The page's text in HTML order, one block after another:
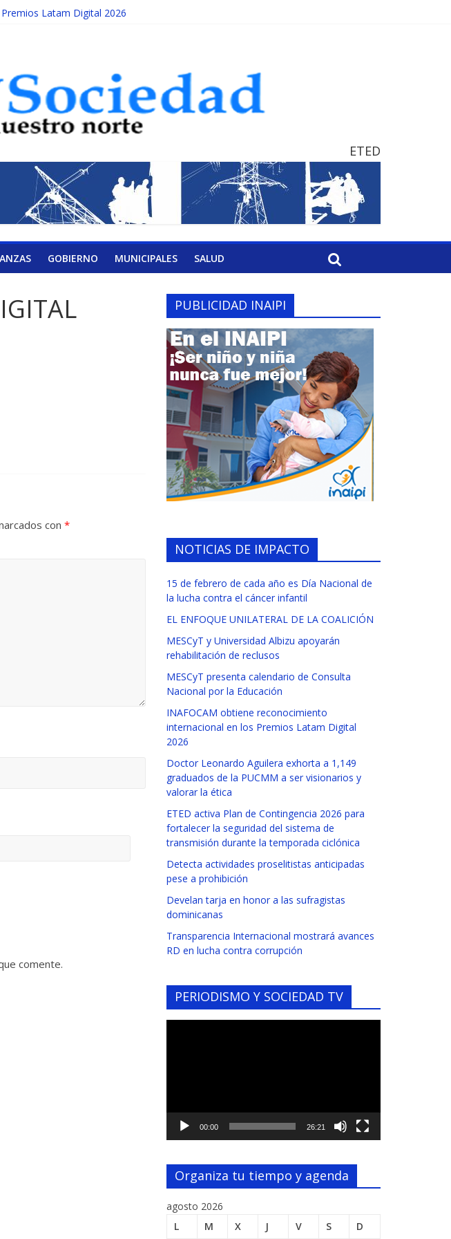
Latam Digital 2026
ETED
GOBIERNO MUNICIPALES SALUD
con *
comente.
PUBLICIDAD INAIPI
NOTICIAS DE IMPACTO
15 de febrero de cada año es Día Nacional de
la lucha contra el cáncer infantil
EL ENFOQUE UNILATERAL DE LA COALICIÓN
MESCyT y Universidad Albizu apoyarán
rehabilitación de reclusos
MESCyT presenta calendario de Consulta
Nacional por la Educación
INAFOCAM obtiene reconocimiento
internacional en los Premios Latam Digital
2026
Doctor Leonardo Aguilera exhorta a 1,149
graduados de la PUCMM a ser visionarios y
valorar la ética
ETED activa Plan de Contingencia 2026 para
fortalecer la seguridad del sistema de
transmisión durante la temporada ciclónica
Detecta actividades proselitistas anticipadas
pese a prohibición
Develan tarja en honor a las sufragistas
dominicanas
Transparencia Internacional mostrará avances
RD en lucha contra corrupción
PERIODISMO Y SOCIEDAD TV
00:00 26:21
Organiza tu tiempo y agenda
agosto 2026
L
M X J V S D